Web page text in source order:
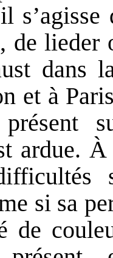
de
dans
et à
ardue.
si sa
de